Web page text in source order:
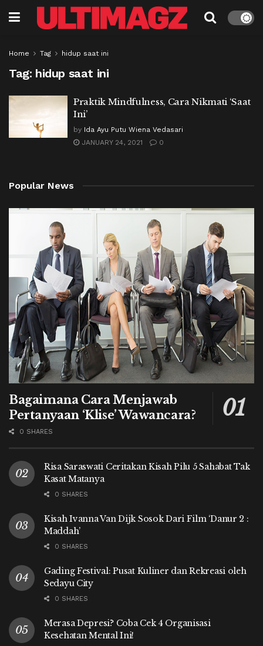
Home Tag hidup saat ini
Tag: hidup saat ini
Praktik Mindfulness, Cara Nikmati ‘Saat
Ini’
by Ida Ayu Putu Wiena Vedasari
JANUARY 24, 2021
0
Popular News
Bagaimana Cara Menjawab
Pertanyaan ‘Klise’ Wawancara?
0 SHARES
Risa Saraswati Ceritakan Kisah Pilu 5 Sahabat Tak
Kasat Matanya
0 SHARES
Kisah Ivanna Van Dijk Sosok Dari Film ‘Danur 2 :
Maddah’
0 SHARES
Gading Festival: Pusat Kuliner dan Rekreasi oleh
Sedayu City
0 SHARES
Merasa Depresi? Coba Cek 4 Organisasi
Kesehatan Mental Ini!